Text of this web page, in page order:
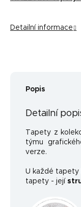
Detailní informace
Popis
Detailní
Tapety z
týmu
verze.
U každé tapety
tapety - její